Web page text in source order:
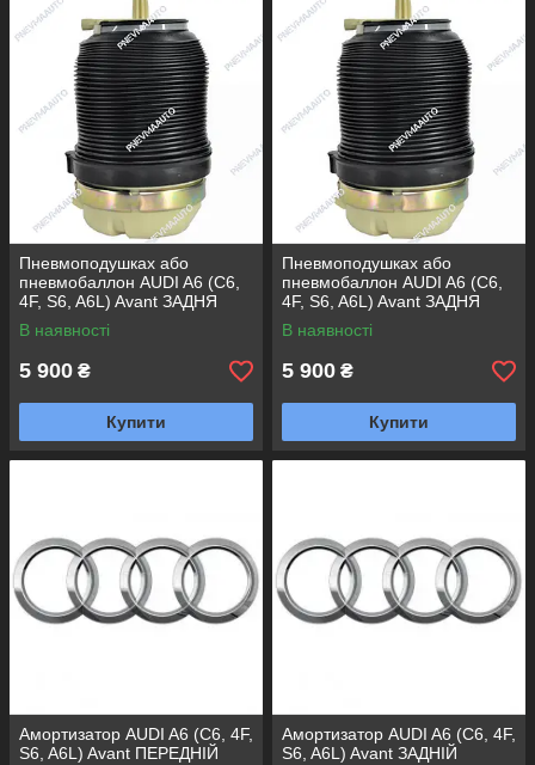
Пневмоподушках або
пневмобаллон AUDI A6 (C6,
4F, S6, A6L) Avant ЗАДНЯ
ПРАВА
В наявності
5 900 ₴
Купити
Пневмоподушках або
пневмобаллон AUDI A6 (C6,
4F, S6, A6L) Avant ЗАДНЯ
ЛІВА
В наявності
5 900 ₴
Купити
Амортизатор AUDI A6 (C6, 4F,
S6, A6L) Avant ПЕРЕДНІЙ
Амортизатор AUDI A6 (C6, 4F,
S6, A6L) Avant ЗАДНІЙ